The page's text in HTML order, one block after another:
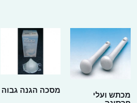
מכתש ועלי
מסכה הגנה גבוה